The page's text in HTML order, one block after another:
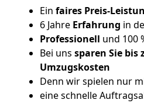
Ein faires Preis-
6 Jahre Erfahrung in
Professionell und 100
Bei uns sparen Sie bis
Umzugskosten
Denn wir spielen nur
eine schnelle